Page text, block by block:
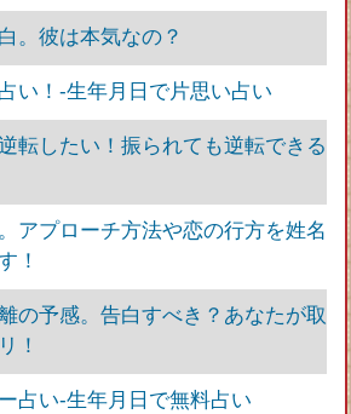
。彼は本気なの？
い！‐生年月日で片思い占い
転したい！振られても逆転できる
アプローチ方法や恋の行方を姓名
！
の予感。告白すべき？あなたが取
！
占い‐生年月日で無料占い